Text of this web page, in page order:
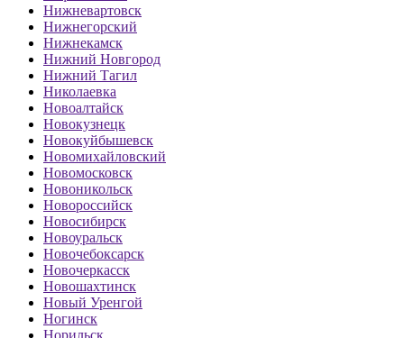
Нижневартовск
Нижнегорский
Нижнекамск
Нижний Новгород
Нижний Тагил
Николаевка
Новоалтайск
Новокузнецк
Новокуйбышевск
Новомихайловский
Новомосковск
Новоникольск
Новороссийск
Новосибирск
Новоуральск
Новочебоксарск
Новочеркасск
Новошахтинск
Новый Уренгой
Ногинск